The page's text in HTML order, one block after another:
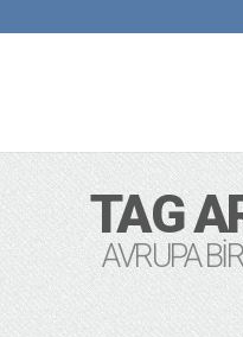
TAG
AVRUPA